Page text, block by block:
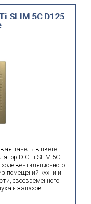
SLIM 5C D125
панель в цвете
DiCiTi SLIM 5C
вентиляционного
помещений кухни и
своевременного
и запахов.